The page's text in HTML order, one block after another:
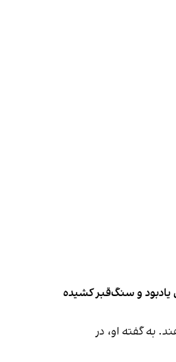
یادبود و سنگ‌قبر کشیده
به گفته او، در